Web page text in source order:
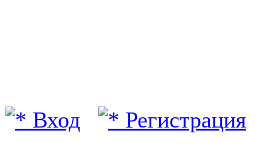
Вход Регистрация